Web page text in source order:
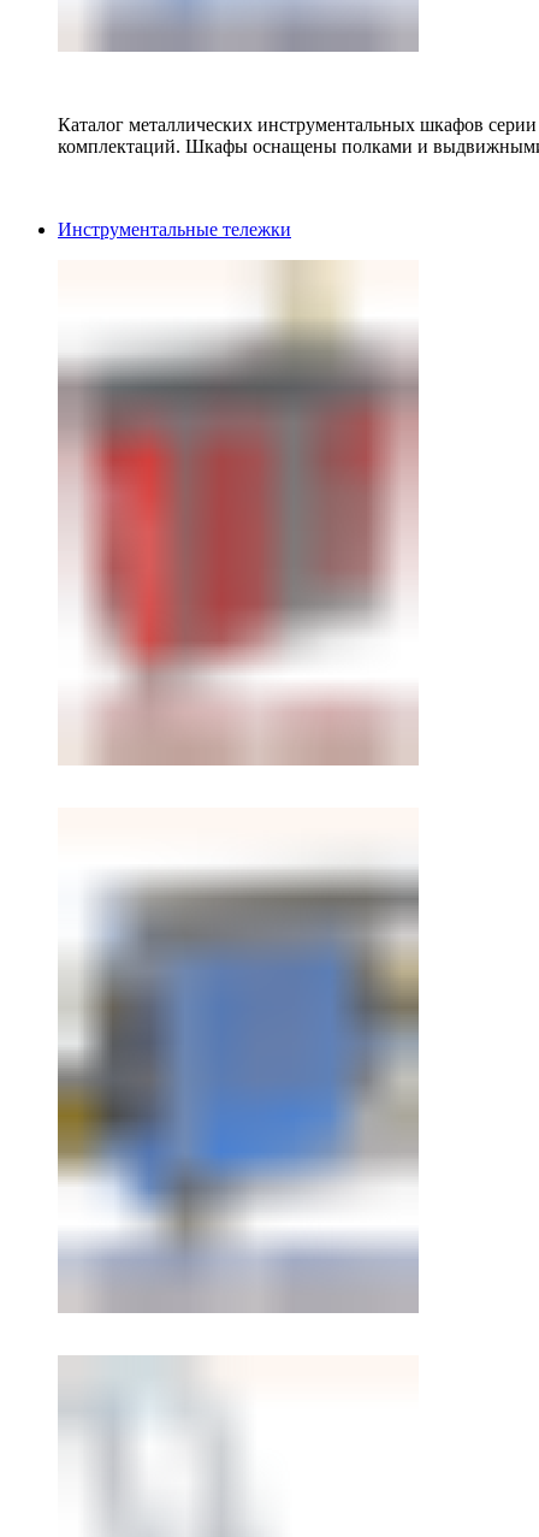
Каталог металлических инструментальных шкафов
комплектаций. Шкафы оснащены полками и
Инструментальные тележки